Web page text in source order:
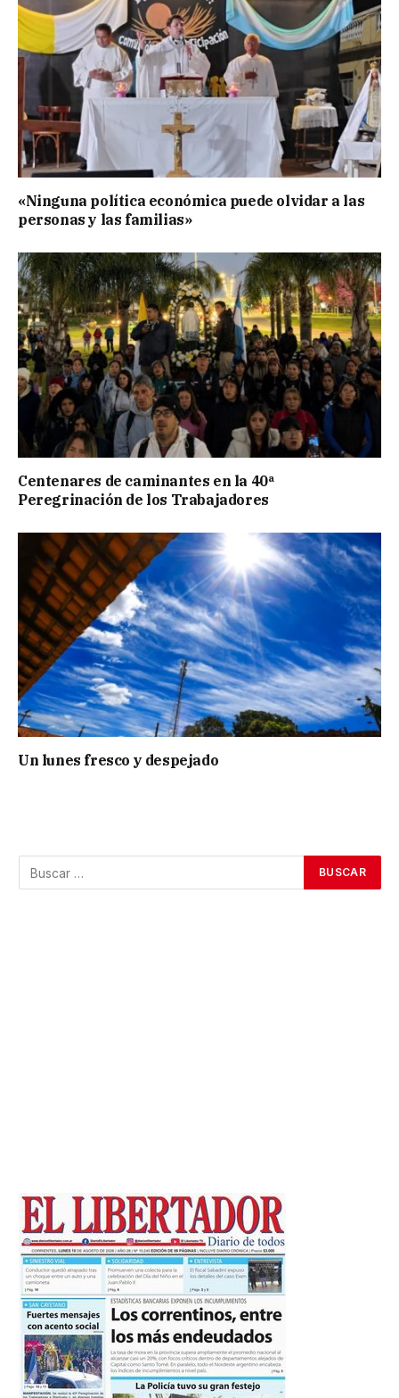
«Ninguna política económica puede olvidar a las
personas y las familias»
Centenares de caminantes en la 40ª
Peregrinación de los Trabajadores
Un lunes fresco y despejado